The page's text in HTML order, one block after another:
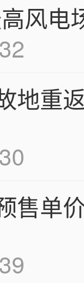
风电
地重
售单